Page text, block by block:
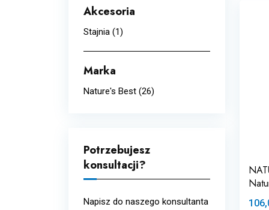
Akcesoria
Stajnia (1)
Marka
Nature's Best (26)
Potrzebujesz
konsultacji?
Napisz do naszego konsultanta